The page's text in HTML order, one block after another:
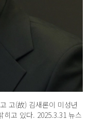
고(故) 김새론이 미성년
히고 있다. 2025.3.31 뉴스